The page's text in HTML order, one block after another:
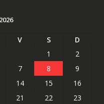
V S
D
1
2
7 8
9
14 15
16
21 22 23